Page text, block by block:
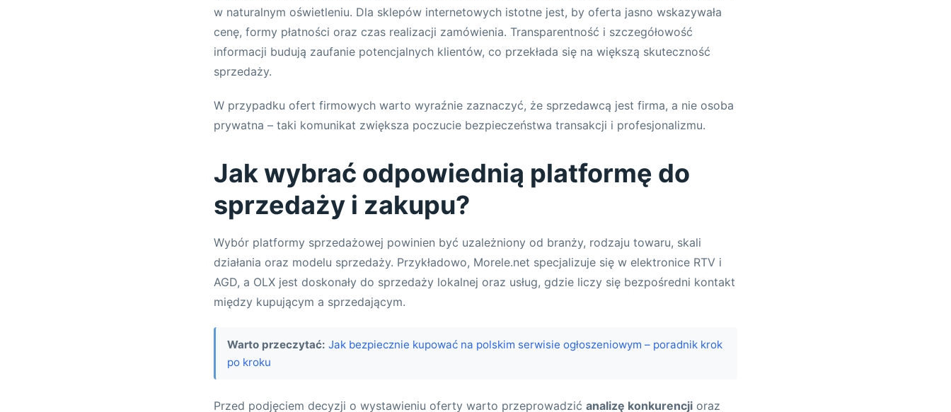
w naturalnym oświetleniu. Dla sklepów internetowych istotne jest, by oferta jasno wskazywała
cenę, formy płatności oraz czas realizacji zamówienia. Transparentność i szczegółowość
informacji budują zaufanie potencjalnych klientów, co przekłada się na większą skuteczność
sprzedaży.
W przypadku ofert firmowych warto wyraźnie zaznaczyć, że sprzedawcą jest firma, a nie osoba
prywatna – taki komunikat zwiększa poczucie bezpieczeństwa transakcji i profesjonalizmu.
Jak wybrać odpowiednią platformę do
sprzedaży i zakupu?
Wybór platformy sprzedażowej powinien być uzależniony od branży, rodzaju towaru, skali
działania oraz modelu sprzedaży. Przykładowo, Morele.net specjalizuje się w elektronice RTV i
AGD, a OLX jest doskonały do sprzedaży lokalnej oraz usług, gdzie liczy się bezpośredni kontakt
między kupującym a sprzedającym.
Warto przeczytać: Jak bezpiecznie kupować na polskim serwisie ogłoszeniowym – poradnik krok
po kroku
Przed podjęciem decyzji o wystawieniu oferty warto przeprowadzić analizę konkurencji oraz